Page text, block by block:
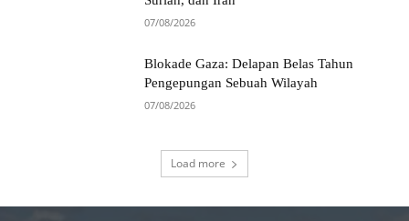
07/08/2026
Blokade Gaza: Delapan Belas Tahun
Pengepungan Sebuah Wilayah
07/08/2026
Load more